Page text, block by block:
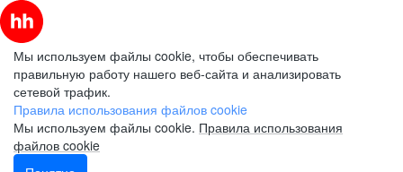
Мы используем файлы cookie, чтобы обеспечивать
правильную работу нашего веб-сайта и анализировать
сетевой трафик.
Правила использования файлов cookie
Мы используем файлы cookie. Правила использования
файлов cookie